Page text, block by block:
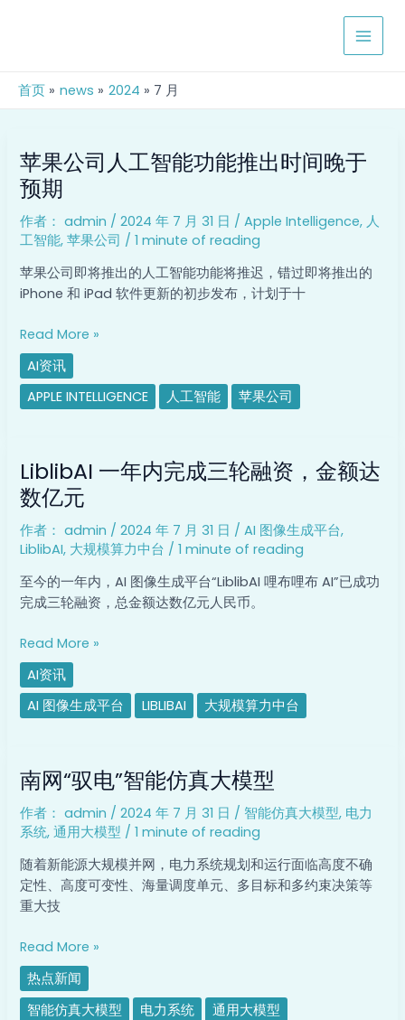
MAIN
首页 news 2024 7 月
苹果公司人工智能功能推出时间晚于
预期
作者： admin /2024 年 7 月 31 日 /Apple Intelligence, 人
工智能,苹果公司 /1 minute of reading
苹果公司即将推出的人工智能功能将推迟，错过即将推出的
iPhone 和 iPad 软件更新的初步发布，计划于十
果
公
司
人
工
智
能
功
出
时
间
预
期
Read More »
AI资讯
APPLE INTELLIGENCE
人工智能 苹果公司
LiblibAI 一年内完成三轮融资，金额达
数亿元
作者： admin /2024 年 7 月 31 日 /AI 图像生成平台,
LiblibAI, 大规模算力中台 /1 minute of reading
至今的一年内，AI 图像生成平台“LiblibAI 哩布哩布 AI”已成功
完成三轮融资，总金额达数亿元人民币。
一
年
内
完
成
三
轮
融
额
达
数
Read More »
AI资讯
AI 图像生成平台
LIBLIBAI 大规模算力中台
南网“驭电”智能仿真大模型
作者： admin /2024 年 7 月 31 日 / 智能仿真大模型, 电力
系统,通用大模型 /1 minute of reading
随着新能源大规模并网，电力系统规划和运行面临高度不确
定性、高度可变性、海量调度单元、多目标和多约束决策等
重大技
网
电”
智
能
仿
真
模
型
Read More »
热点新闻
智能仿真大模型
电力系统 通用大模型